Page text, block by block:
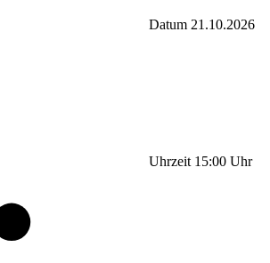
Datum 21.10.2026
Uhrzeit 15:00 Uhr